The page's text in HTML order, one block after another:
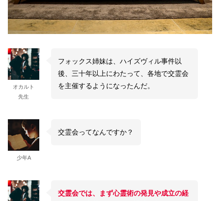
オカルト
先生
フォックス姉妹は、ハイズヴィル事件以
後、三十年以上にわたって、各地で交霊会
を主催するようになったんだ。
少年A
交霊会ってなんですか？
交霊会では、まず心霊術の発見や成立の経